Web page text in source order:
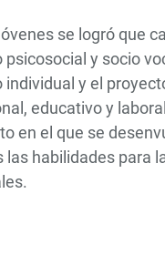
se logró que
y socio
individual y el
educativo y
en el que se
habilidades para